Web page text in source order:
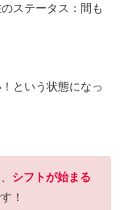
ステータス：間も
という状態になっ
シフトが始まる
！